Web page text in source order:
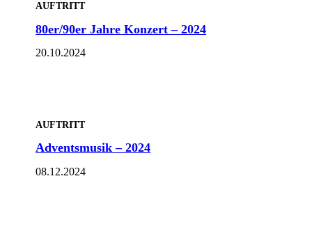
AUFTRITT
80er/90er Jahre Konzert – 2024
20.10.2024
AUFTRITT
Adventsmusik – 2024
08.12.2024